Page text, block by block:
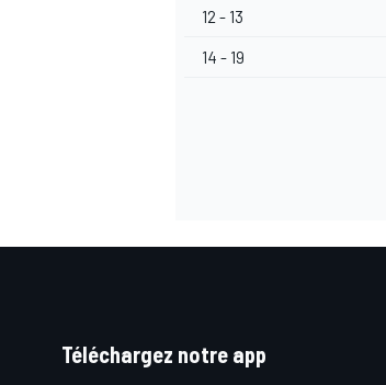
AUTRES CHAMPIONNATS
12 - 13
14 - 19
Téléchargez notre app